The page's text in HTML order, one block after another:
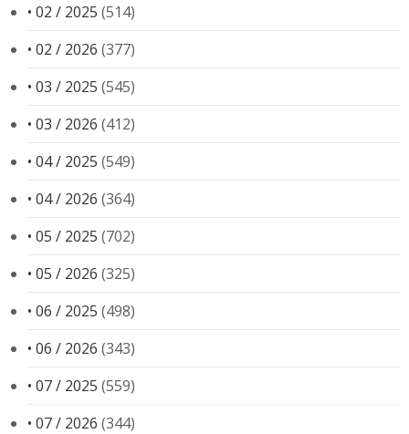
• 02 / 2025 (514)
• 02 / 2026 (377)
• 03 / 2025 (545)
• 03 / 2026 (412)
• 04 / 2025 (549)
• 04 / 2026 (364)
• 05 / 2025 (702)
• 05 / 2026 (325)
• 06 / 2025 (498)
• 06 / 2026 (343)
• 07 / 2025 (559)
• 07 / 2026 (344)